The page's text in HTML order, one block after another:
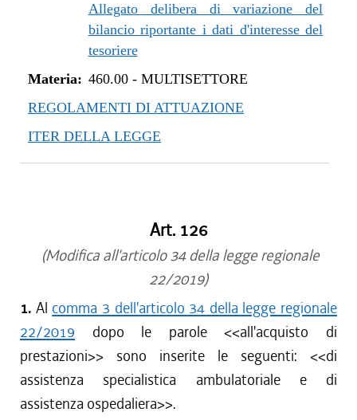
Allegato delibera di variazione del
bilancio riportante i dati d'interesse del
tesoriere
Materia: 460.00- MULTISETTORE
REGOLAMENTI DI ATTUAZIONE
ITER DELLA LEGGE
Art. 126
(Modifica all'articolo 34 della legge regionale
22/2019)
1. Al comma 3 dell'articolo 34 della legge regionale
22/2019 dopo le parole <<all'acquisto di
prestazioni>> sono inserite le seguenti: <<di
assistenza specialistica ambulatoriale e di
assistenza ospedaliera>>.